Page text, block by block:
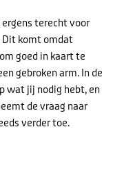
ergens terecht voor
Dit komt omdat
goed in kaart te
gebroken arm. In de
wat jij nodig hebt, en
de vraag naar
verder toe.